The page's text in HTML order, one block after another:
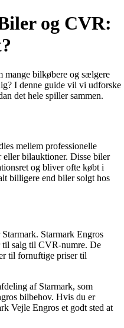
og CVR:
mange bilkøbere og sælgere
I denne guide vil vi udforske
det hele spiller sammen.
mellem professionelle
eller bilauktioner. Disse biler
og bliver ofte købt i
billigere end biler solgt hos
Starmark Engros
til salg til CVR-numre. De
til fornuftige priser til
af Starmark, som
bilbehov. Hvis du er
Vejle Engros et godt sted at